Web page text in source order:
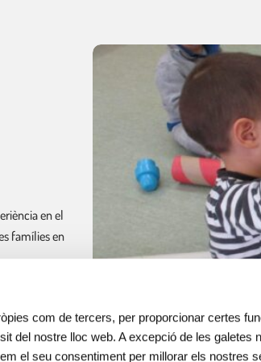
com de tercers, per proporcionar certes
del nostre lloc web. A excepció de les galetes
el seu consentiment per millorar els nostres
en el
famílies en